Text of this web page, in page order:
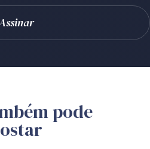
pode